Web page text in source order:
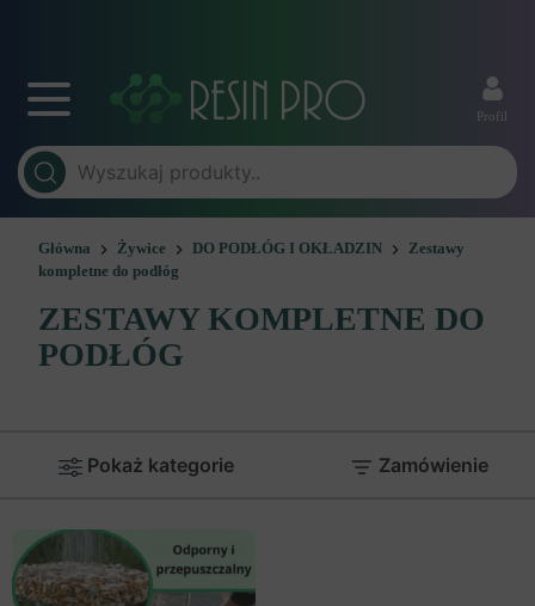
Profil
Główna Żywice DO PODŁÓG I OKŁADZIN
Zestawy
kompletne do podłóg
ZESTAWY KOMPLETNE DO
PODŁÓG
Pokaż kategorie Zamówienie